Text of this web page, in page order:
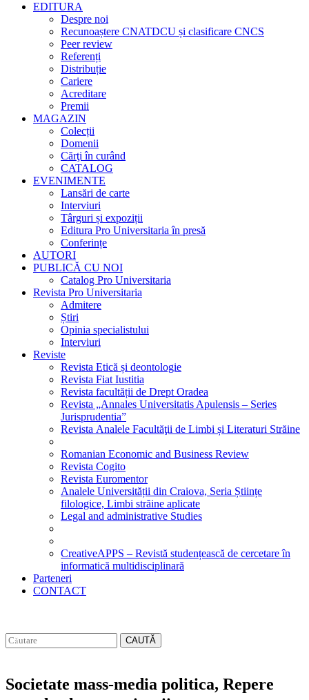
EDITURA
Despre noi
Recunoaștere CNATDCU și clasificare CNCS
Peer review
Referenți
Distribuție
Cariere
Acreditare
Premii
MAGAZIN
Colecții
Domenii
Cărţi în curând
CATALOG
EVENIMENTE
Lansări de carte
Interviuri
Târguri și expoziții
Editura Pro Universitaria în presă
Conferințe
AUTORI
PUBLICĂ CU NOI
Catalog Pro Universitaria
Revista Pro Universitaria
Admitere
Știri
Opinia specialistului
Interviuri
Reviste
Revista Etică și deontologie
Revista Fiat Iustitia
Revista facultății de Drept Oradea
Revista „Annales Universitatis Apulensis – Series
Jurisprudentia”
Revista Analele Facultăţii de Limbi și Literaturi Străine
Romanian Economic and Business Review
Revista Cogito
Revista Euromentor
Analele Universității din Craiova, Seria Științe
filologice, Limbi străine aplicate
Legal and administrative Studies
CreativeAPPS – Revistă studențească de cercetare în
informatică multidisciplinară
Parteneri
CONTACT
CAUTĂ
Societate mass-media politica, Repere